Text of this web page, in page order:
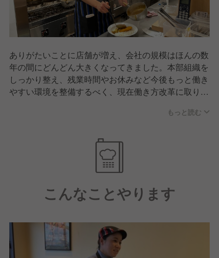
ありがたいことに店舗が増え、会社の規模はほんの数
年の間にどんどん大きくなってきました。本部組織を
しっかり整え、残業時間やお休みなど今後もっと働き
やすい環境を整備するべく、現在働き方改革に取り組
もっと読む
こんなことやります